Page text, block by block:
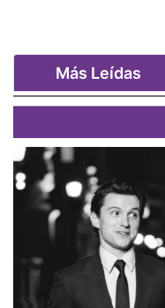
Más Leídas